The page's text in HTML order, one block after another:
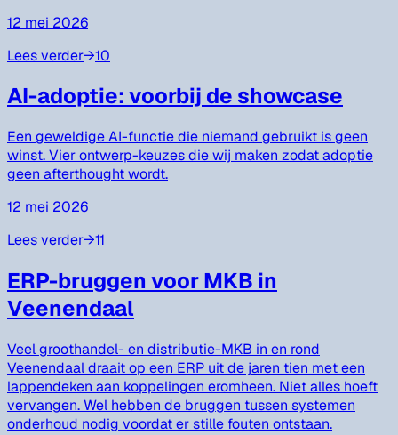
12 mei 2026
Lees verder→10
AI-adoptie: voorbij de showcase
Een geweldige AI-functie die niemand gebruikt is geen
winst. Vier ontwerp-keuzes die wij maken zodat adoptie
geen afterthought wordt.
12 mei 2026
Lees verder→11
ERP-bruggen voor MKB in
Veenendaal
Veel groothandel- en distributie-MKB in en rond
Veenendaal draait op een ERP uit de jaren tien met een
lappendeken aan koppelingen eromheen. Niet alles hoeft
vervangen. Wel hebben de bruggen tussen systemen
onderhoud nodig voordat er stille fouten ontstaan.